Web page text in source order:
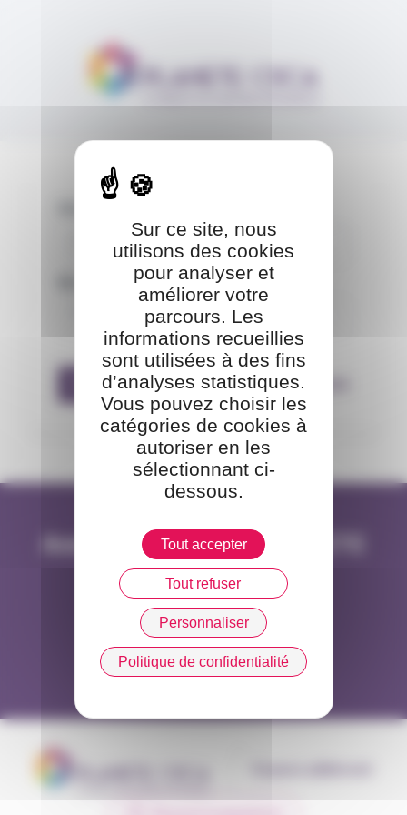
Mot de passe
Se connecter Mot de passe oublié
Annuaire de l'équipe PLANETE
CSCA
Consulter l'annuaire
Sur ce site, nous
utilisons des cookies
pour analyser et
améliorer votre
parcours. Les
informations recueillies
sont utilisées à des fins
d’analyses statistiques.
Vous pouvez choisir les
catégories de cookies à
autoriser en les
sélectionnant ci-
dessous.
Tout accepter
Tout refuser
Personnaliser
Politique de confidentialité